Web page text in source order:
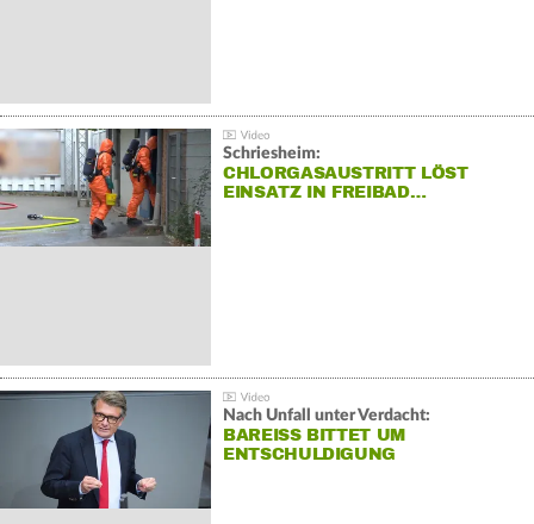
Schriesheim:
CHLORGASAUSTRITT LÖST
EINSATZ IN FREIBAD…
Nach Unfall unter Verdacht:
BAREISS BITTET UM E
NTSCHULDIGUNG